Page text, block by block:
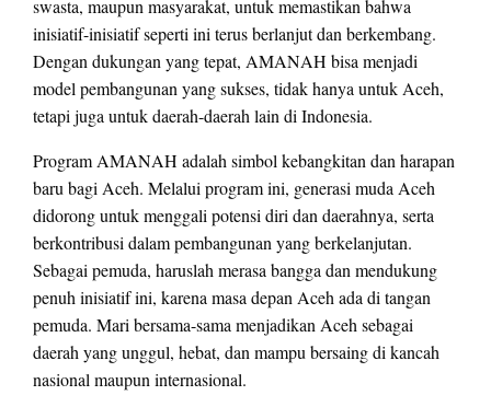
swasta, maupun masyarakat, untuk memastikan bahwa
inisiatif-inisiatif seperti ini terus berlanjut dan berkembang.
Dengan dukungan yang tepat, AMANAH bisa menjadi
model pembangunan yang sukses, tidak hanya untuk Aceh,
tetapi juga untuk daerah-daerah lain di Indonesia.
Program AMANAH adalah simbol kebangkitan dan harapan
baru bagi Aceh. Melalui program ini, generasi muda Aceh
didorong untuk menggali potensi diri dan daerahnya, serta
berkontribusi dalam pembangunan yang berkelanjutan.
Sebagai pemuda, haruslah merasa bangga dan mendukung
penuh inisiatif ini, karena masa depan Aceh ada di tangan
pemuda. Mari bersama-sama menjadikan Aceh sebagai
daerah yang unggul, hebat, dan mampu bersaing di kancah
nasional maupun internasional.